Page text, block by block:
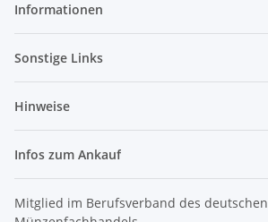
Informationen
Sonstige Links
Hinweise
Infos zum Ankauf
Mitglied im Berufsverband des deutschen